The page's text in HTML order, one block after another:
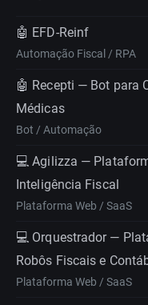
🤖 EFD-Reinf
Automação Fiscal / RPA
🤖 Recepti — Bot para
Médicas
Bot / Automação
💻 Agilizza —
Inteligência Fiscal
Plataforma Web / SaaS
💻 Orquestrador —
Robôs Fiscais e
Plataforma Web / SaaS